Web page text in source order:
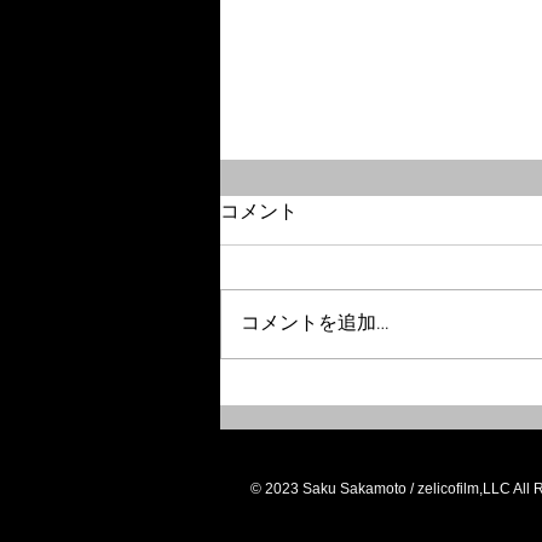
NHK「みんなのうた」で坂本
サク監督の“新作アニメ”が初
コメント
コメントを追加…
© 2023 Saku Sakamoto / zelicofilm,LLC All